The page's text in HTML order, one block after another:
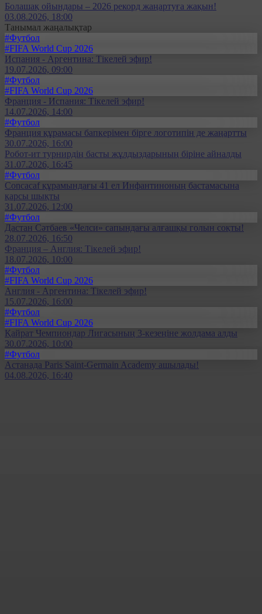
Болашақ ойындары – 2026 рекорд жаңартуға жақын!
03.08.2026, 18:00
Танымал жаңалықтар
#Футбол
#FIFA World Cup 2026
Испания - Аргентина: Тікелей эфир!
19.07.2026, 09:00
#Футбол
#FIFA World Cup 2026
Франция - Испания: Тікелей эфир!
14.07.2026, 14:00
#Футбол
Франция құрамасы бапкерімен бірге логотипін де жаңартты
30.07.2026, 16:00
Робот-ит турнирдің басты жұлдыздарының біріне айналды
31.07.2026, 16:45
#Футбол
Concacaf құрамындағы 41 ел Инфантиноның бастамасына
қарсы шықты
31.07.2026, 12:00
#Футбол
Дастан Сәтбаев «Челси» сапындағы алғашқы голын соқты!
28.07.2026, 16:50
Франция – Англия: Тікелей эфир!
18.07.2026, 10:00
#Футбол
#FIFA World Cup 2026
Англия - Аргентина: Тікелей эфир!
15.07.2026, 16:00
#Футбол
#FIFA World Cup 2026
Қайрат Чемпиондар Лигасының 3-кезеңіне жолдама алды
30.07.2026, 10:00
#Футбол
Астанада Paris Saint-Germain Academy ашылады!
04.08.2026, 16:40